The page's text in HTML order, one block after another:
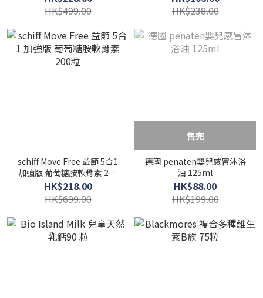
HK$499.00
HK$238.00
schiff Move Free 益節 5合1
加強版 葡萄糖胺軟骨素 200
粒
HK$218.00
HK$699.00
售完
德國 penaten嬰兒感冒沐浴
油 125ml
HK$88.00
HK$199.00